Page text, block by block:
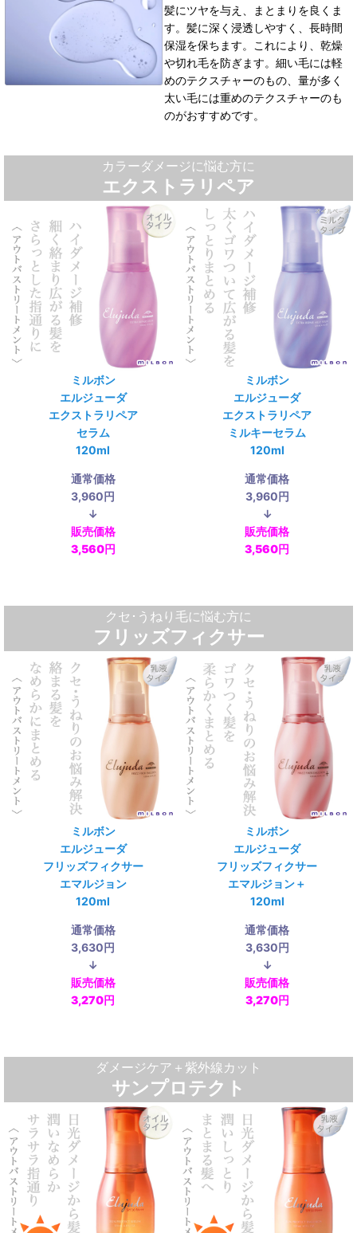
髪にツヤを与え、まとまりを良くま
す。髪に深く浸透しやすく、長時間
保湿を保ちます。これにより、乾燥
や切れ毛を防ぎます。 細い毛には軽
めのテクスチャーのもの、量が多く
太い毛には重めのテクスチャーのも
のがおすすめです。
カラーダメージに悩む方に
エクストラリペア
ミルボン
エルジューダ
エクストラリペア
セラム
120ml
通常価格
3,960円
↓
販売価格
3,560円
ミルボン
エルジューダ
エクストラリペア
ミルキーセラム
120ml
通常価格
3,960円
↓
販売価格
3,560円
クセ･うねり毛に悩む方に
フリッズフィクサー
ミルボン
エルジューダ
フリッズフィクサー
エマルジョン
120ml
通常価格
3,630円
↓
販売価格
3,270円
ミルボン
エルジューダ
フリッズフィクサー
エマルジョン＋
120ml
通常価格
3,630円
↓
販売価格
3,270円
ダメージケア＋紫外線カット
サンプロテクト